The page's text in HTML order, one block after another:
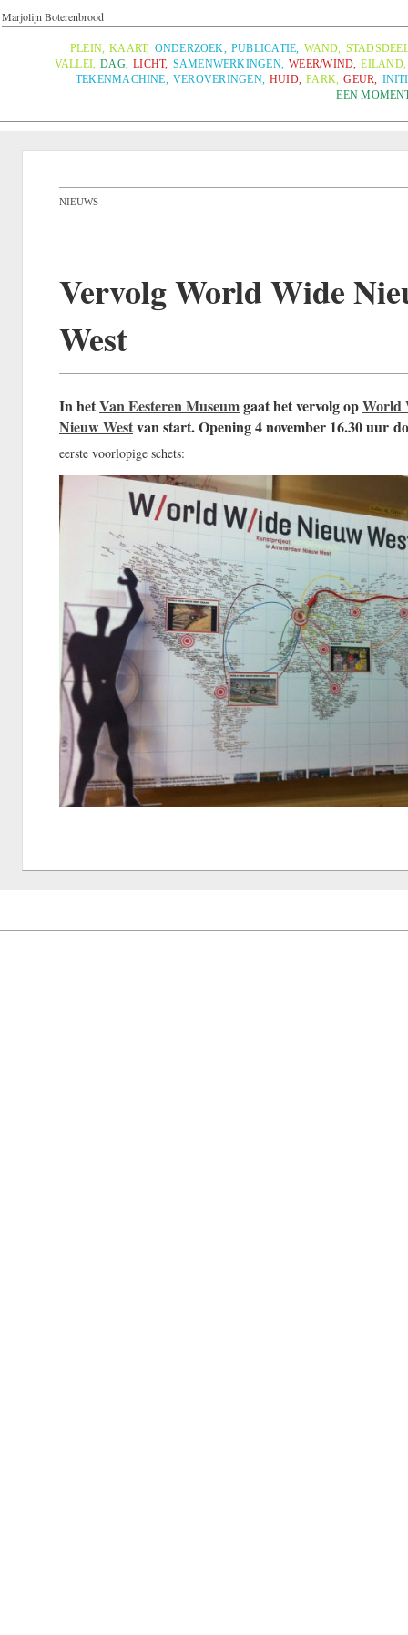
Marjolijn Boterenbrood
PLEIN, KAART, ONDERZOEK, PUBLICATIE, WAND,
VALLEI, DAG, LICHT, SAMENWERKINGEN, WEER/WIND, EILAND,
TEKENMACHINE, VEROVERINGEN, HUID, PARK, GEUR,
EEN
NIEUWS
Vervolg World Wide
West
In hetVan Eesteren Museumgaat het vervolg opWorld
Nieuw Westvan start. Opening 4november 16.30 uur
eerste voorlopige schets: